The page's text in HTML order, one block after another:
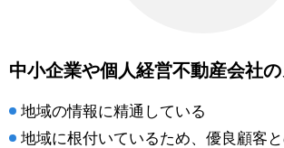
中小企業や個人経営不動産会社
地域の情報に精通している
地域に根付いているため、優良顧客